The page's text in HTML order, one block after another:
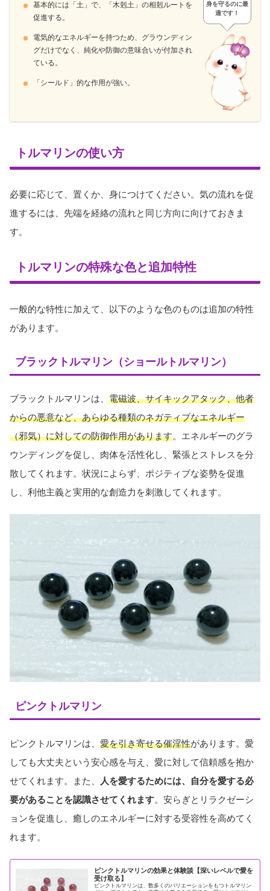
基本的には「土」で、「木剋土」の相剋ルートを
促進する。
電気的なエネルギーを持つため、グラウンディン
グだけでなく、純化や防御の意味合いが付加され
ている。
「シールド」的な作用が強い。
身を守るのに最
適です！
トルマリンの使い方
必要に応じて、置くか、身につけてください。気の流れを促
進するには、先端を経絡の流れと同じ方向に向けておきま
す。
トルマリンの特殊な色と追加特性
一般的な特性に加えて、以下のような色のものは追加の特性
があります。
ブラックトルマリン（ショールトルマリン）
ブラックトルマリンは、 電磁波、サイキックアタック、他者
からの悪意など、あらゆる種類のネガティブなエネルギー
（邪気）に対しての防御作用があります。エネルギーのグラ
ウンディングを促し、肉体を活性化し、緊張とストレスを分
散してくれます。状況によらず、ポジティブな姿勢を促進
し、利他主義と実用的な創造力を刺激してくれます。
ピンクトルマリン
ピンクトルマリンは、 愛を引き寄せる催淫性があります。愛
しても大丈夫という安心感を与え、愛に対して信頼感を抱か
せてくれます。また、
人を愛するためには、自分を愛する必
要があることを認識させてくれます。安らぎとリラクゼーシ
ョンを促進し、癒しのエネルギーに対する受容性を高めてく
れます。
ピンクトルマリンの効果と体験談【深いレベルで愛を
受け取る】
ピンクトルマリンは、数多くのバリエーションをもつトルマリン